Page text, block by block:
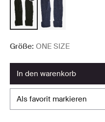
Größe: ONE SIZE
in den warenkorb
als favorit markieren